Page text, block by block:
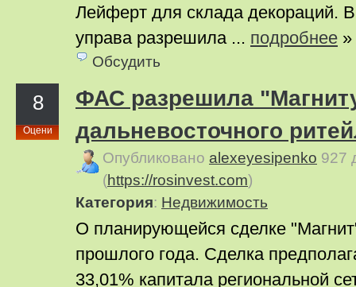
Лейферт для склада декораций. В
управа разрешила ... подробнее »
Обсудить
8
Оцени
ФАС разрешила
дальневосточного
Опубликовано alexeyesipenko 927
(https://rosinvest.com)
Категория: Недвижимость
О планирующейся сделке
прошлого года. Сделка
33,01% капитала региональной